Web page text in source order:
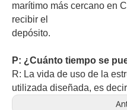
marítimo más cercano en
recibir el
depósito.
P: ¿Cuánto tiempo se
R: La vida de uso de la
utilizada diseñada, es